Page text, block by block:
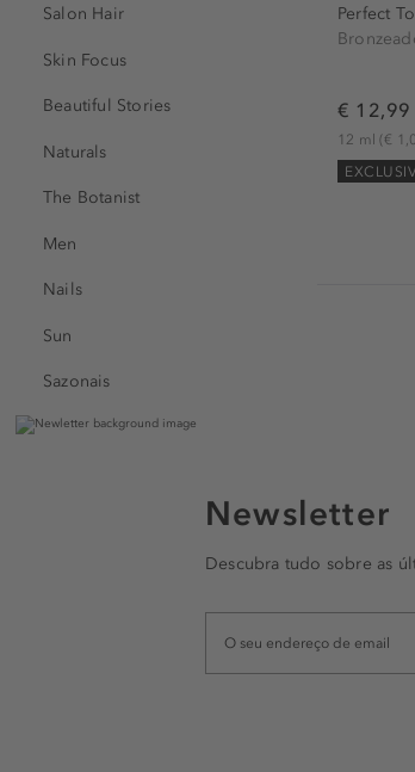
Salon Hair
Skin Focus
Beautiful Stories
Naturals
The Botanist
Men
Nails
Sun
Sazonais
Perfect
€ 12,99
12 ml(€
Newsletter
Descubra tudo sobre as